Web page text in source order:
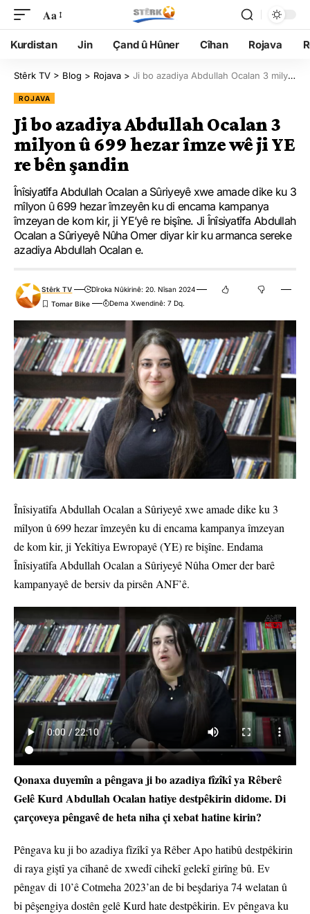
Aa
Kurdistan Jin Çand û Hûner Cîhan Rojava
Stêrk TV > Blog > Rojava > Ji bo azadiya Abdullah Ocalan 3 milyon û 699 hezar îmze wê ji YE re bên şandin
ROJAVA
Ji bo azadiya Abdullah Ocalan 3
milyon û 699 hezar îmze wê ji YE
re bên şandin
Înîsiyatîfa Abdullah Ocalan a Sûriyeyê xwe amade dike ku 3
mîlyon û 699 hezar îmzeyên ku di encama kampanya
îmzeyan de kom kir, ji YE’yê re bişîne. Ji Înîsiyatîfa Abdullah
Ocalan a Sûriyeyê Nûha Omer diyar kir ku armanca sereke
azadiya Abdullah Ocalan e.
Stêrk TV
Dîroka Nûkirinê: 20. Nîsan 2024
Dema Xwendinê: 7 Dq.
Înîsiyatîfa Abdullah Ocalan a Sûriyeyê xwe amade dike ku 3
mîlyon û 699 hezar îmzeyên ku di encama kampanya îmzeyan
de kom kir, ji Yekîtiya Ewropayê (YE) re bişîne. Endama
Înîsiyatîfa Abdullah Ocalan a Sûriyeyê Nûha Omer der barê
kampanyayê de bersiv da pirsên ANF’ê.
Qonaxa duyemîn a pêngava ji bo azadiya fîzîkî ya Rêberê
Gelê Kurd Abdullah Ocalan hatiye destpêkirin didome. Di
çarçoveya pêngavê de heta niha çi xebat hatine kirin?
Pêngava ku ji bo azadiya fîzîkî ya Rêber Apo hatibû destpêkirin
di raya giştî ya cîhanê de xwedî cihekî gelekî girîng bû. Ev
pêngav di 10’ê Cotmeha 2023’an de bi beşdariya 74 welatan û
bi pêşengiya dostên gelê Kurd hate destpêkirin. Ev pêngava ku